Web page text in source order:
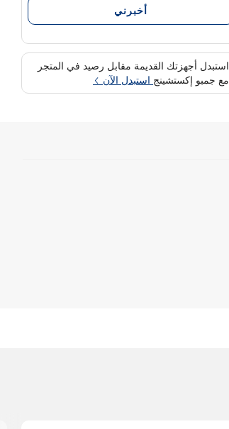
أخبرني
استبدل أجهزتك القديمة مقابل رصيد في المتجر
مع جمبو إكستشينج استبدل الآن